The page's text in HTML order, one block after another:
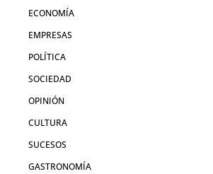
ECONOMÍA
EMPRESAS
POLÍTICA
SOCIEDAD
OPINIÓN
CULTURA
SUCESOS
GASTRONOMÍA